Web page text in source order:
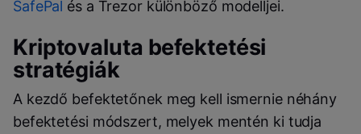
SafePal és a Trezor különböző modelljei.
Kriptovaluta befektetési
stratégiák
A kezdő befektetőnek meg kell ismernie néhány
befektetési módszert, melyek mentén ki tudja